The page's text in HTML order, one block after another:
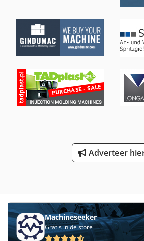
Adverteer
Machineseeker
Gratis in de store